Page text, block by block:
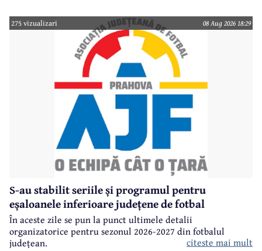
275 vizualizari 08 Aug 2026 18:29
S-au stabilit seriile și programul pentru
eșaloanele inferioare județene de fotbal
În aceste zile se pun la punct ultimele detalii
organizatorice pentru sezonul 2026-2027 din fotbalul
județean.
citeste mai mult